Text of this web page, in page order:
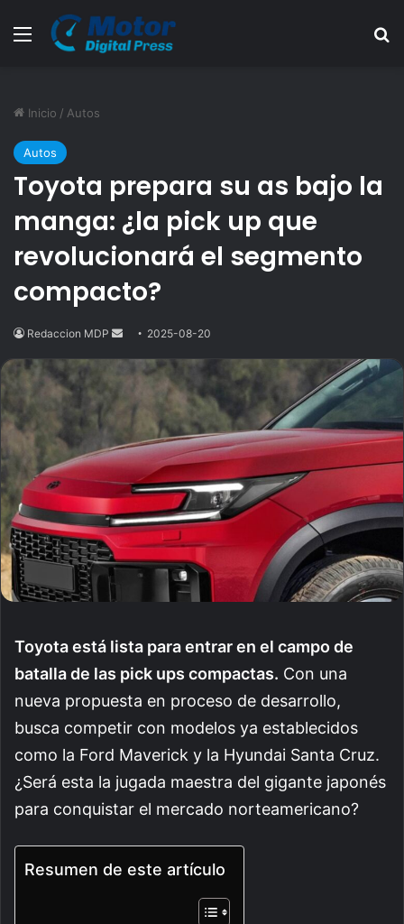
Menú
Inicio / Autos
Autos
Toyota prepara su as bajo la
manga: ¿la pick up que
revolucionará el segmento
compacto?
Redaccion MDP
Send
email
2025-08-20
Toyota está lista para entrar en el campo de
batalla de las pick ups compactas. Con una
nueva propuesta en proceso de desarrollo,
busca competir con modelos ya establecidos
como la Ford Maverick y la Hyundai Santa Cruz.
¿Será esta la jugada maestra del gigante japonés
para conquistar el mercado norteamericano?
Resumen de este artículo